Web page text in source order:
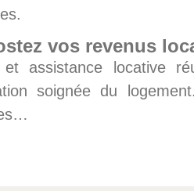
vos revenus
et assistance locative
soignée du